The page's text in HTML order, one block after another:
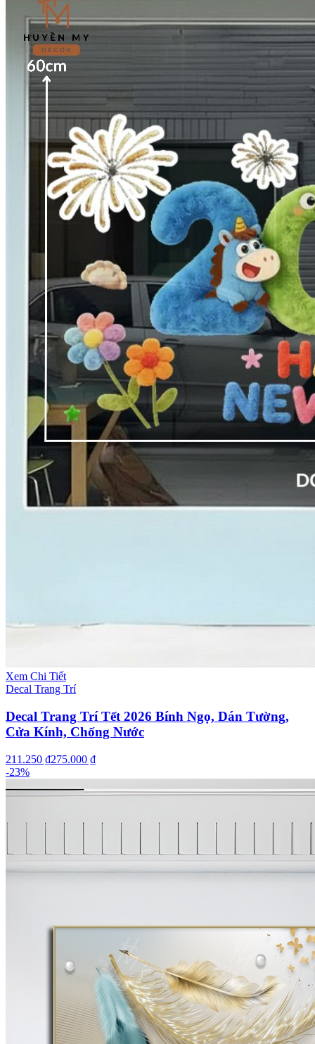
Xem Chi Tiết
Decal Trang Trí
Decal Trang Trí Tết 2026 Bính Ngọ, Dán Tường,
Cửa Kính, Chống Nước
211.250 ₫275.000 ₫
-23%